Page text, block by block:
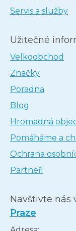
Servis a služby
Užitečné
Velkoobchod
Značky
Poradna
Blog
Hromadná
Pomáháme a
Ochrana
Partneři
Navštivte nás
Praze